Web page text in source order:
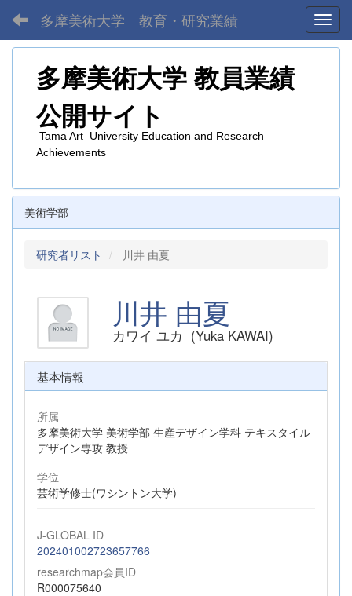
多摩美術大学 教育・研究業績
多摩美術大学 教員業績
公開サイト
Tama Art University Education and Research
Achievements
美術学部
研究者リスト 川井 由夏
川井 由夏
カワイ ユカ (Yuka KAWAI)
基本情報
所属
多摩美術大学 美術学部 生産デザイン学科 テキスタイル
デザイン専攻 教授
学位
芸術学修士(ワシントン大学)
J-GLOBAL ID
202401002723657766
researchmap会員ID
R000075640